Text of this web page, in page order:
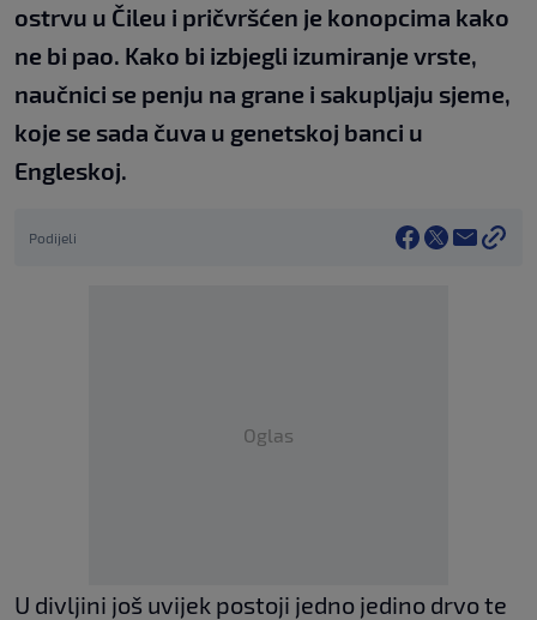
ostrvu u Čileu i pričvršćen je konopcima kako
ne bi pao. Kako bi izbjegli izumiranje vrste,
naučnici se penju na grane i sakupljaju sjeme,
koje se sada čuva u genetskoj banci u
Engleskoj.
Podijeli
Oglas
U divljini još uvijek postoji jedno jedino drvo te